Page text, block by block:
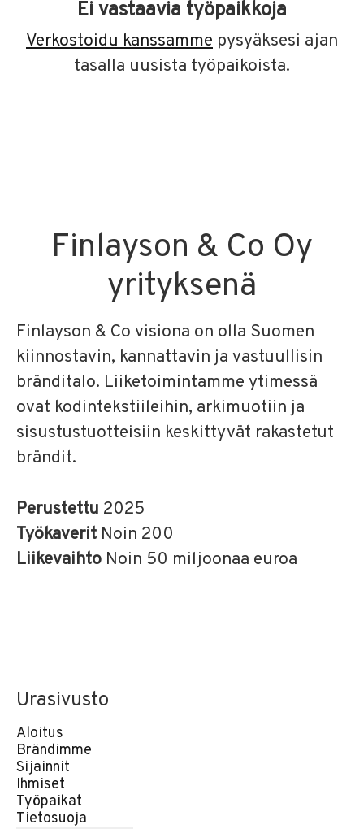
Ei vastaavia työpaikkoja
Verkostoidu kanssamme pysyäksesi ajan
tasalla uusista työpaikoista.
Finlayson & Co Oy
yrityksenä
Finlayson & Co visiona on olla Suomen
kiinnostavin, kannattavin ja vastuullisin
bränditalo. Liiketoimintamme ytimessä
ovat kodintekstiileihin, arkimuotiin ja
sisustustuotteisiin keskittyvät rakastetut
brändit.
Perustettu 2025
Työkaverit Noin 200
Liikevaihto Noin 50 miljoonaa euroa
Urasivusto
Aloitus
Brändimme
Sijainnit
Ihmiset
Työpaikat
Tietosuoja